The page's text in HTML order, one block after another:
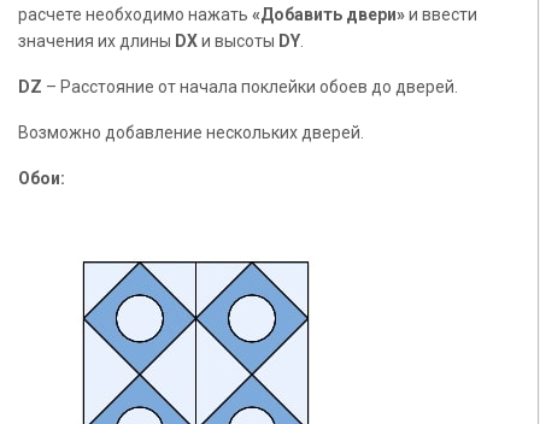
расчете необходимо нажать «Добавить двери»и ввести
значения их длины DXи высоты DY
DZ – Расстояние от начала поклейки обоев до дверей.
Возможно добавление нескольких дверей.
Обои: